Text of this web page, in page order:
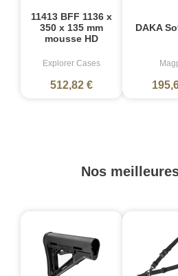
11413 BFF 1136 x
350 x 135 mm
mousse HD
Explorer Cases
512,82 €
DAKA
Nos